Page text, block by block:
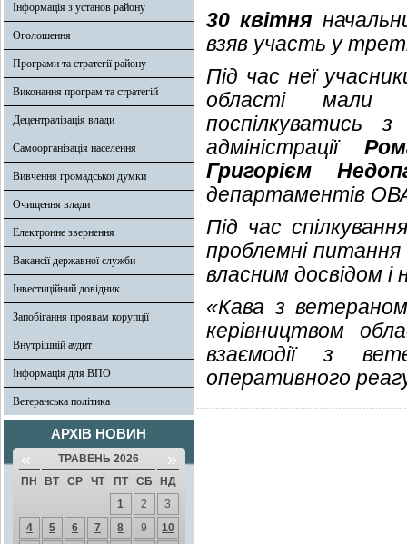
Інформація з установ району
Оголошення
Програми та стратегії району
Виконання програм та стратегій
Децентралізація влади
Самоорганізація населення
Вивчення громадської думки
Очищення влади
Електронне звернення
Вакансії державної служби
Інвестиційний довідник
Запобігання проявам корупції
Внутрішній аудит
Інформація для ВПО
Ветеранська політика
АРХІВ НОВИН
« ТРАВЕНЬ 2026 »
ПН ВТ СР ЧТ ПТ СБ
НД
1
2
3
4
5 6 7 8 9
10
30 квітня
взяв участь у
Під час неї
області мали
адміністрації
Григорієм
департаментів
Під час
проблемні
власним досвідом
«Кава з
керівництвом
взаємодії з
оперативного